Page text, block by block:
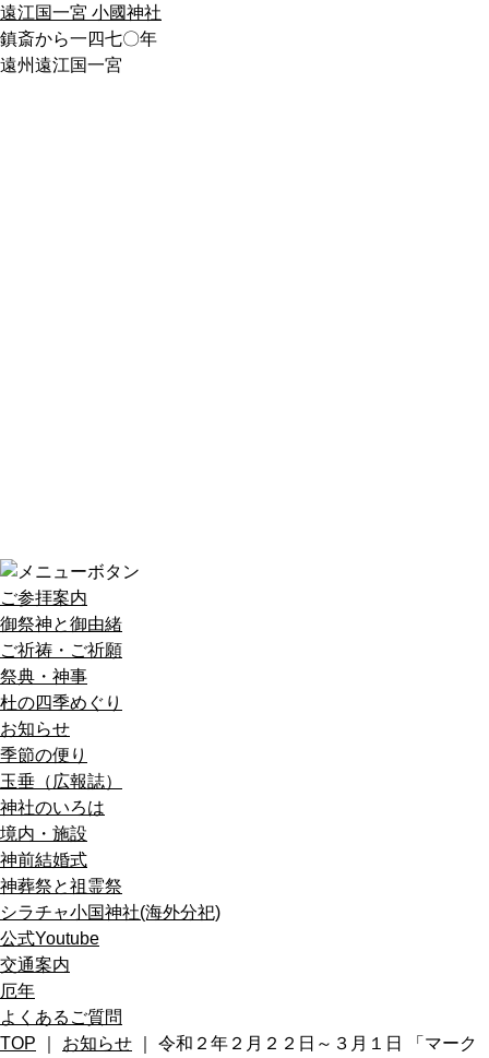
遠江国一宮 小國神社
鎮斎から一四七〇年
遠州遠江国一宮
ご参拝案内
御祭神と御由緒
ご祈祷・ご祈願
祭典・神事
杜の四季めぐり
お知らせ
季節の便り
玉垂（広報誌）
神社のいろは
境内・施設
神前結婚式
神葬祭と祖霊祭
シラチャ小国神社(海外分祀)
公式Youtube
交通案内
厄年
よくあるご質問
TOP
お知らせ ｜ 令和２年２月２２日～３月１日 「マーク